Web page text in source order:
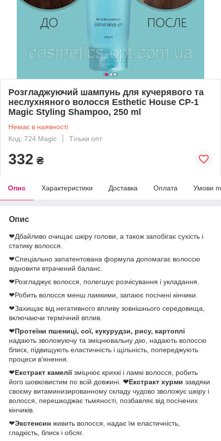
Розгладжуючий шампунь для кучерявого та
неслухняного волосся Esthetic House CP-1
Magic Styling Shampoo, 250 ml
Немає в наявності
Код: 724 Magic
Тільки опт
332 ₴
Опис Характеристики Доставка Оплата Умови
Опис
❤Дбайливо очищає шкіру голови, а також запобігає сухість і
статику волосся.
❤Спеціально запатентована формула допомагає волоссю
відновити втрачений баланс.
❤Розгладжує волосся, полегшує розчісування і укладання.
❤Робить волосся менш ламкими, запаює посічені кінчики.
❤Захищає від негативного впливу зовнішнього середовища,
включаючи термічний вплив.
❤Протеїни пшениці, сої, кукурудзи, рису, картоплі
надають зволожуючу та зміцнювальну дію, надають волоссю
блиск, підвищують еластичність і щільність, попереджують
процеси в'янення.
❤Екстракт камеліїзміцнює крихкі і ламкі волосся, робить
його шовковистим по всій довжині. ❤Екстракт хурми завдяки
своєму витаминизированному складу чудово зволожує шкіру і
волосся, перешкоджає тьмяності, позбавляє від посічених
кінчиків.
❤Экстенсин живить волосся, надає їм еластичність,
гладкість, блиск і обсяг.